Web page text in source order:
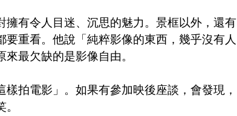
擁有令人目迷、沉思的魅力。景框以外，還有
重看。他說「純粹影像的東西，幾乎沒有人
最欠缺的是影像自由。
樣拍電影」。如果有參加映後座談，會發現，